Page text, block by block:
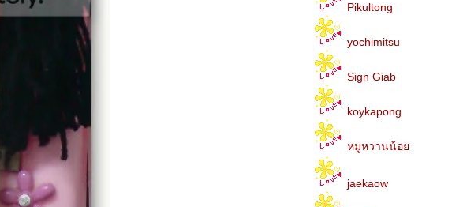
Pikultong
yochimitsu
Sign Giab
koykapong
หมูหวานน้อ
jaekaow